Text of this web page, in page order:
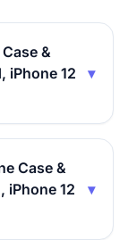
&
iPhone 12
▾
Case &
iPhone 12
▾